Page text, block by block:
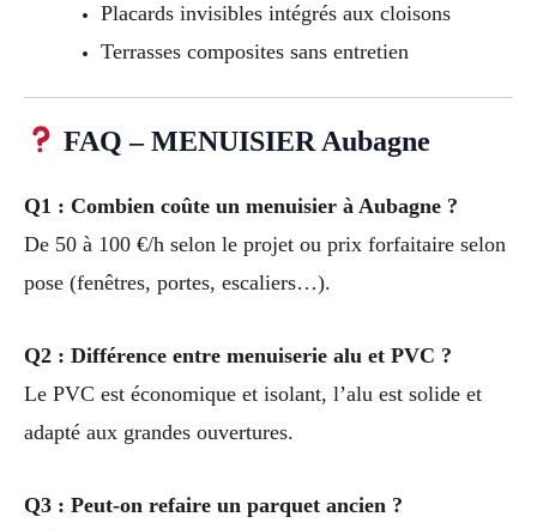
Placards invisibles intégrés aux cloisons
Terrasses composites sans entretien
FAQ – MENUISIER Aubagne
Q1 : Combien coûte un menuisier à Aubagne ?
De 50 à 100 €/h selon le projet ou prix forfaitaire selon
pose (fenêtres, portes, escaliers…).
Q2 : Différence entre menuiserie alu et PVC ?
Le PVC est économique et isolant, l’alu est solide et
adapté aux grandes ouvertures.
Q3 : Peut-on refaire un parquet ancien ?